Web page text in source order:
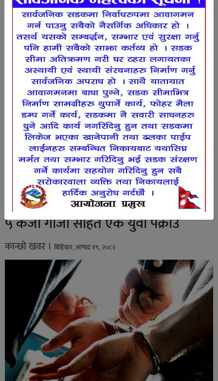
५ केजी गाजा सहित एक युवा पक्राउ
कान्छो खवर । बिहिबार, आषाढ १९, २०८२